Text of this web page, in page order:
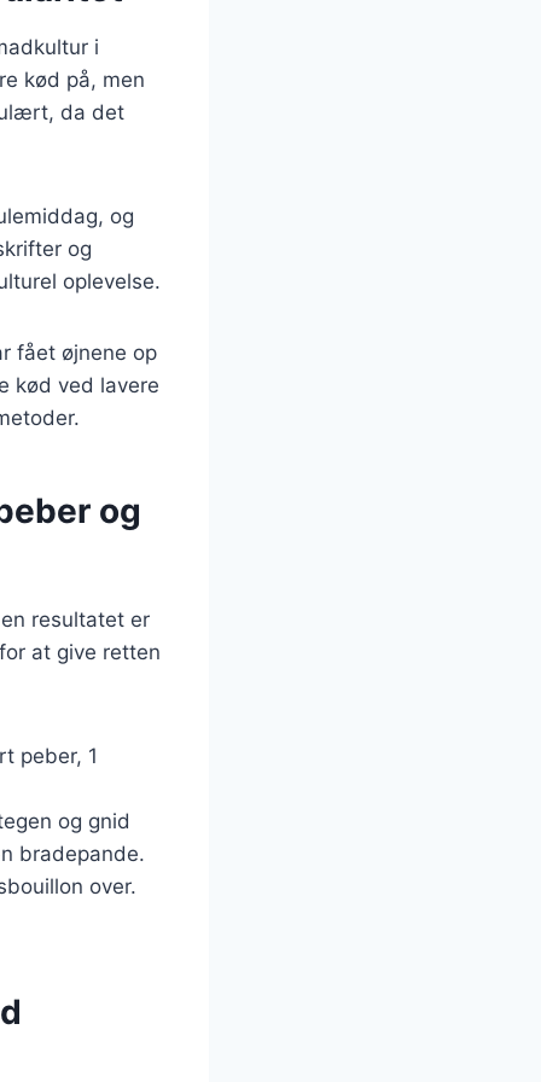
i
kød på, men
da det
og
og
oplevelse.
fået øjnene op
kød ved lavere
og
resultatet er
at give retten
peber, 1
og gnid
bradepande.
over.